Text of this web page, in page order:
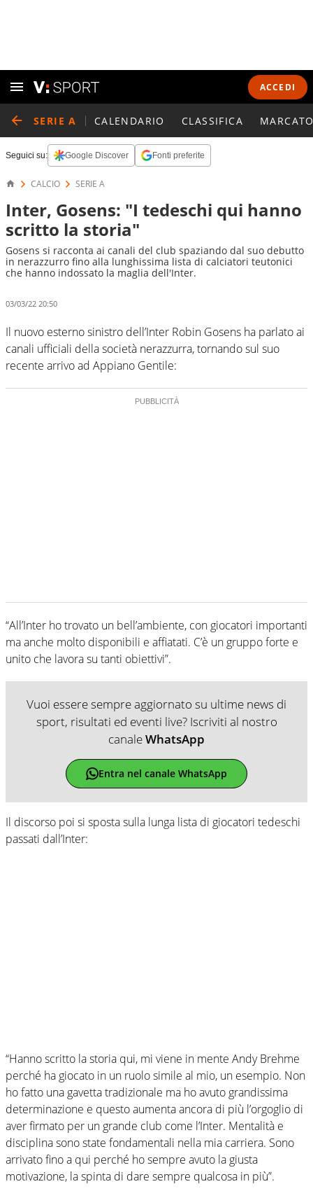
ACCEDI
SERIE A CALENDARIO CLASSIFICA
Seguici su: Google Discover Fonti preferite
CALCIO SERIE A
Inter, Gosens: "I tedeschi qui hanno
scritto la storia"
Gosens si racconta ai canali del club spaziando dal suo debutto
in nerazzurro fino alla lunghissima lista di calciatori teutonici
che hanno indossato la maglia dell'Inter.
03/03/22 20:50
Il nuovo esterno sinistro dell’Inter Robin Gosens ha parlato ai
canali ufficiali della società nerazzurra, tornando sul suo
recente arrivo ad Appiano Gentile:
“All’Inter ho trovato un bell’ambiente, con giocatori importanti
ma anche molto disponibili e affiatati. C’è un gruppo forte e
unito che lavora su tanti obiettivi”.
Vuoi essere sempre aggiornato su ultime news di
sport, risultati ed eventi live? Iscriviti al nostro
canaleWhatsApp
Entra nel canale WhatsApp
Il discorso poi si sposta sulla lunga lista di giocatori tedeschi
passati dall’Inter:
“Hanno scritto la storia qui, mi viene in mente Andy Brehme
perché ha giocato in un ruolo simile al mio, un esempio. Non
ho fatto una gavetta tradizionale ma ho avuto grandissima
determinazione e questo aumenta ancora di più l’orgoglio di
aver firmato per un grande club come l’Inter. Mentalità e
disciplina sono state fondamentali nella mia carriera. Sono
arrivato fino a qui perché ho sempre avuto la giusta
motivazione, la spinta di dare sempre qualcosa in più”.